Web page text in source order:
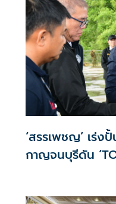
‘สรรเพชญ’ เร่
กาญจนบุรีดัน